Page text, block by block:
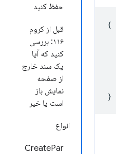
حفظ کنید
قبل از کروم
۱۱۶: بررسی
کنید که آیا
یک سند خارج
از صفحه
نمایش باز
است یا خیر
انواع
CreatePar
{
}